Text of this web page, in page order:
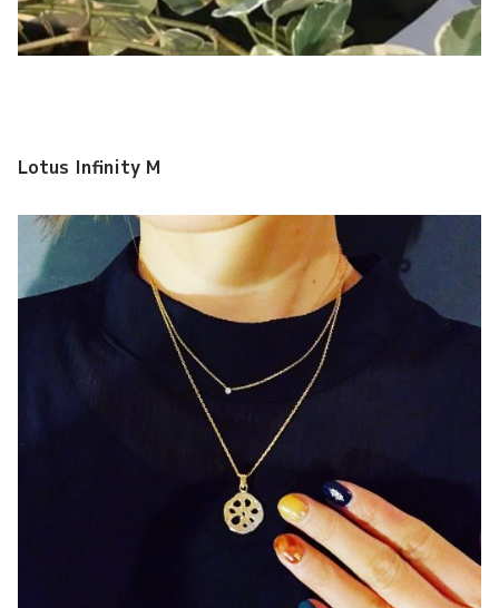
Lotus Infinity M